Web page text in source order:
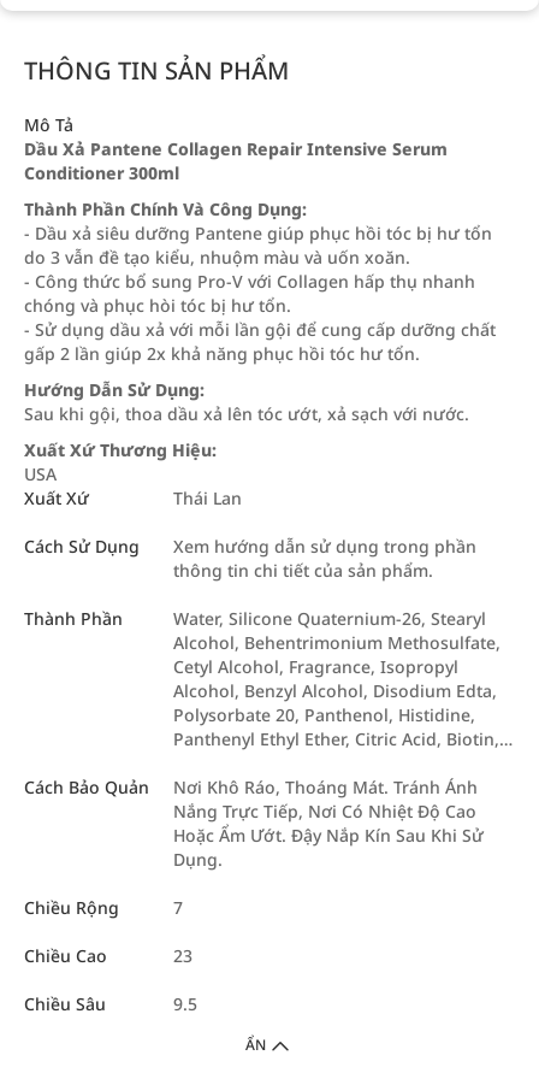
THÔNG TIN SẢN PHẨM
Mô Tả
Dầu Xả Pantene Collagen Repair Intensive Serum
Conditioner 300ml
Thành Phần Chính Và Công Dụng:
- Dầu xả siêu dưỡng Pantene giúp phục hồi tóc bị hư tổn
do 3 vẫn đề tạo kiểu, nhuộm màu và uốn xoăn.
- Công thức bổ sung Pro-V với Collagen hấp thụ nhanh
chóng và phục hòi tóc bị hư tổn.
- Sử dụng dầu xả với mỗi lần gội để cung cấp dưỡng chất
gấp 2 lần giúp 2x khả năng phục hồi tóc hư tổn.
Hướng Dẫn Sử Dụng:
Sau khi gội, thoa dầu xả lên tóc ướt, xả sạch với nước.
Xuất Xứ Thương Hiệu:
USA
Xuất Xứ
Thái Lan
Cách Sử Dụng
Xem hướng dẫn sử dụng trong phần
thông tin chi tiết của sản phẩm.
Thành Phần
Water, Silicone Quaternium-26, Stearyl
Alcohol, Behentrimonium Methosulfate,
Cetyl Alcohol, Fragrance, Isopropyl
Alcohol, Benzyl Alcohol, Disodium Edta,
Polysorbate 20, Panthenol, Histidine,
Panthenyl Ethyl Ether, Citric Acid, Biotin,…
Cách Bảo Quản
Nơi Khô Ráo, Thoáng Mát. Tránh Ánh
Nắng Trực Tiếp, Nơi Có Nhiệt Độ Cao
Hoặc Ẩm Ướt. Đậy Nắp Kín Sau Khi Sử
Dụng.
Chiều Rộng 7
Chiều Cao 23
Chiều Sâu 9.5
ẨN